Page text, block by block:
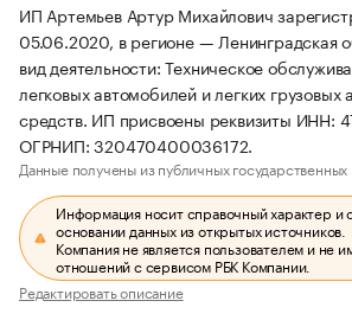
ИП Артемьев Артур Михайлович
05.06.2020, в регионе — Ленинградская
вид деятельности: Техническое
легковых автомобилей и легких грузовых
средств. ИП присвоены реквизиты ИНН:
ОГРНИП: 320470400036172.
Данные получены из публичных государственных
Информация носит справочный характер и
основании данных из открытых источников.
Компания не является пользователем и не
отношений с сервисом РБК Компании.
Редактировать описание